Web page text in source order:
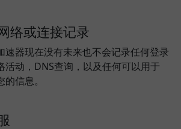
络或连接记录
速器现在没有未来也不会记录任何登录
活动，DNS查询，以及任何可以用于
信息。